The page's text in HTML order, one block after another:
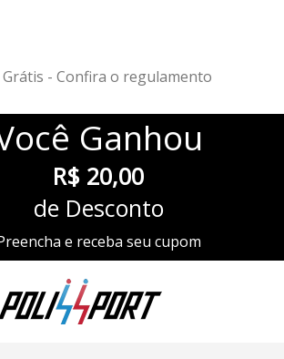
Ganhou
R$ 20,00
de Desconto
e receba seu cupom